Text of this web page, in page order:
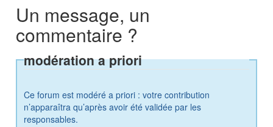
Un message, un
commentaire ?
modération a priori
Ce forum est modéré a priori : votre contribution
n’apparaîtra qu’après avoir été validée par les
responsables.